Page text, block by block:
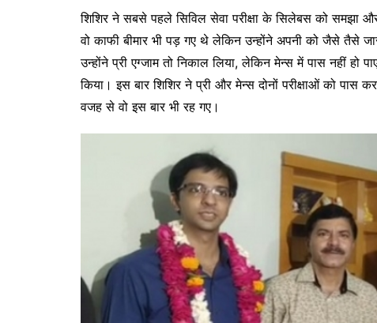
शिशिर ने सबसे पहले सिविल सेवा परीक्षा के सिलेबस को समझा
वो काफी बीमार भी पड़ गए थे लेकिन उन्होंने अपनी को जैसे तैसे
उन्होंने प्री एग्जाम तो निकाल लिया, लेकिन मेन्स में पास नहीं
किया। इस बार शिशिर ने प्री और मेन्स दोनों परीक्षाओं को पास
वजह से वो इस बार भी रह गए।